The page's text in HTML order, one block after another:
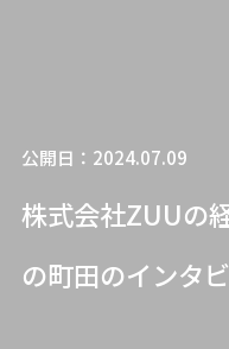
公開日：2024.07.09
株式会社ZUUの
の町田のインタ